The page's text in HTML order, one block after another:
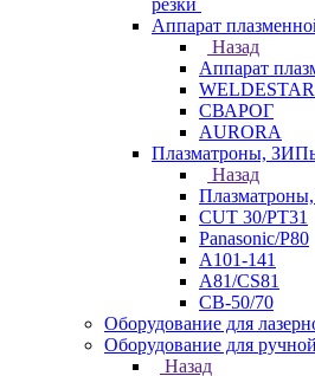
резки
Аппарат
Назад
Аппарат
СВАРОГ
AURORA
Плазматроны,
Назад
CUT 30/PT31
Panasonic/P80
А101-141
А81/CS81
СВ-50/70
Оборудование для
Оборудование для
Назад